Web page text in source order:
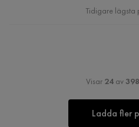
Tidigare lägsta
Visar 24 av
Ladda fler